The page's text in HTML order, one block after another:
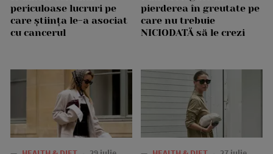
periculoase lucruri pe
care știința le-a asociat
cu cancerul
pierderea în greutate pe
care nu trebuie
NICIODATĂ să le crezi